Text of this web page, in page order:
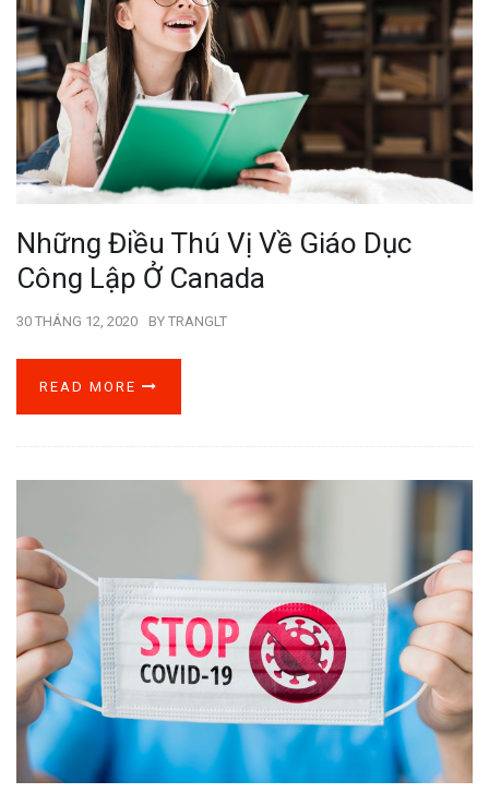
Những Điều Thú Vị Về Giáo Dục
Công Lập Ở Canada
30 THÁNG 12, 2020 BY TRANGLT
READ MORE